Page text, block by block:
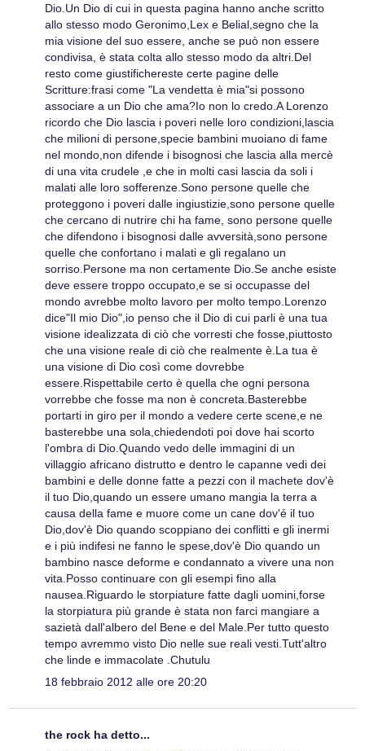
Dio.Un Dio di cui in questa pagina hanno anche scritto
allo stesso modo Geronimo,Lex e Belial,segno che la
mia visione del suo essere, anche se può non essere
condivisa, è stata colta allo stesso modo da altri.Del
resto come giustifichereste certe pagine delle
Scritture:frasi come "La vendetta è mia"si possono
associare a un Dio che ama?Io non lo credo.A Lorenzo
ricordo che Dio lascia i poveri nelle loro condizioni,lascia
che milioni di persone,specie bambini muoiano di fame
nel mondo,non difende i bisognosi che lascia alla mercè
di una vita crudele ,e che in molti casi lascia da soli i
malati alle loro sofferenze.Sono persone quelle che
proteggono i poveri dalle ingiustizie,sono persone quelle
che cercano di nutrire chi ha fame, sono persone quelle
che difendono i bisognosi dalle avversità,sono persone
quelle che confortano i malati e gli regalano un
sorriso.Persone ma non certamente Dio.Se anche esiste
deve essere troppo occupato,e se si occupasse del
mondo avrebbe molto lavoro per molto tempo.Lorenzo
dice"Il mio Dio",io penso che il Dio di cui parli è una tua
visione idealizzata di ciò che vorresti che fosse,piuttosto
che una visione reale di ciò che realmente è.La tua è
una visione di Dio così come dovrebbe
essere.Rispettabile certo è quella che ogni persona
vorrebbe che fosse ma non è concreta.Basterebbe
portarti in giro per il mondo a vedere certe scene,e ne
basterebbe una sola,chiedendoti poi dove hai scorto
l'ombra di Dio.Quando vedo delle immagini di un
villaggio africano distrutto e dentro le capanne vedi dei
bambini e delle donne fatte a pezzi con il machete dov'è
il tuo Dio,quando un essere umano mangia la terra a
causa della fame e muore come un cane dov'é il tuo
Dio,dov'è Dio quando scoppiano dei conflitti e gli inermi
e i più indifesi ne fanno le spese,dov'è Dio quando un
bambino nasce deforme e condannato a vivere una non
vita.Posso continuare con gli esempi fino alla
nausea.Riguardo le storpiature fatte dagli uomini,forse
la storpiatura più grande è stata non farci mangiare a
sazietà dall'albero del Bene e del Male.Per tutto questo
tempo avremmo visto Dio nelle sue reali vesti.Tutt'altro
che linde e immacolate .Chutulu
18 febbraio 2012 alle ore 20:20
the rock ha detto...